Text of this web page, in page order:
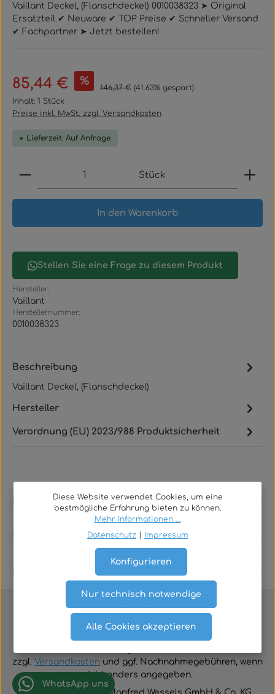
Vaillant Deckel, (Flanschdeckel) 0010038323 ➤ Original
Ersatzteil ✔ Neuware ✔ TOP Preise ✔ Schneller Versand
✔ Fachpartner ➤ Jetzt bestellen!
Verkaufspreis:
85,44 € % Regulärer Preis:
146,37 € (41.63% gespart)
Inhalt: 1 Stück
Preise inkl. MwSt. zzgl. Versandkosten
Lieferzeit: Auf Anfrage
Produkt Anzahl: Gib den gewünschten Wert
Stück
In den Warenkorb
Stellen Sie eine Frage zu diesem Produkt
Hersteller:
Vaillant
Herstellernummer:
0010038323
Beschreibung
Vaillant Deckel, (Flanschdeckel)
Hersteller
Verordnung (EU) 2023/988 Produktsicherheit
Rechtliches
Service
Vertrag widerrufen
zzgl. Versandkosten und ggf. Nachnahmegebühren, wenn
nicht anders angegeben.
WhatsApp uns
Diese Website verwendet Cookies, um eine
bestmögliche Erfahrung bieten zu können.
Mehr Informationen ...
Datenschutz
Impressum
Nur technisch notwendige
Konfigurieren
Alle Cookies akzeptieren